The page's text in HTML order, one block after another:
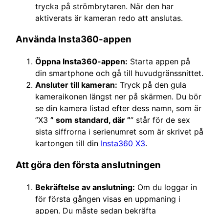
trycka på strömbrytaren. När den har
aktiverats är kameran redo att anslutas.
Använda Insta360-appen
Öppna Insta360-appen: Starta appen på
din smartphone och gå till huvudgränssnittet.
Ansluter till kameran: Tryck på den gula
kameraikonen längst ner på skärmen. Du bör
se din kamera listad efter dess namn, som är
”X3 ” som standard, där ”” står för de sex
sista siffrorna i serienumret som är skrivet på
kartongen till din Insta360 X3.
Att göra den första anslutningen
Bekräftelse av anslutning: Om du loggar in
för första gången visas en uppmaning i
appen. Du måste sedan bekräfta